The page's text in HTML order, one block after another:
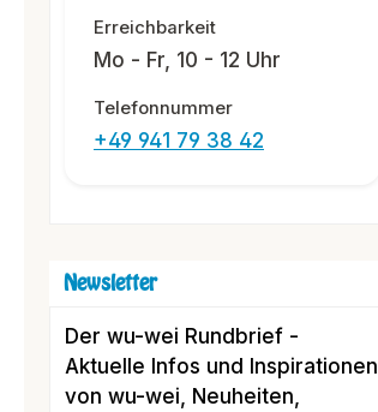
Erreichbarkeit
Mo - Fr, 10 - 12 Uhr
Telefonnummer
+49 941 79 38 42
Newsletter
Der wu-wei Rundbrief -
Aktuelle Infos und Inspirationen
von wu-wei, Neuheiten,